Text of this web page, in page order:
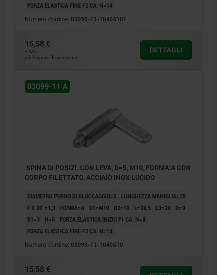
FORZA ELASTICA FINE F2 CA. N=14
Numero d’ordine: 03099-11-10404101
15,58 €
+ IVA
più le spese di spedizione
DETTAGLI
03099-11 A
SPINA DI POSIZI. CON LEVA, D=5, M10, FORMA:A CON
CORPO FILETTATO, ACCIAIO INOX LUCIDO
DIAMETRO PERNO DI BLOCCAGGIO=5
LUNGHEZZA MANIGLIA=25
F X 30°=1,3
FORMA=A D1=M10 D2=10 L=38,5 L3=20
B=9
B1=3
H=6
FORZA ELASTICA INIZIO F1 CA. N=8
FORZA ELASTICA FINE F2 CA. N=14
Numero d’ordine: 03099-11-1040510
15,58 €